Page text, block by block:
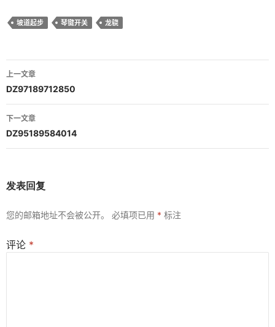
坡道起步 琴键开关 龙骁
文
章
导
航
上一文章
DZ97189712850
下一文章
DZ95189584014
发表回复
您的邮箱地址不会被公开。 必填项已用 * 标注
评论 *